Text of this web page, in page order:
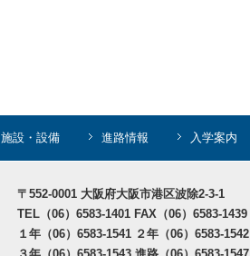
施設・設備 進路情報 入学案内
〒552-0001 大阪府大阪市港区波除2-3-1
TEL（06）6583-1401 FAX（06）6583-1439
１年（06）6583-1541 ２年（06）6583-1542